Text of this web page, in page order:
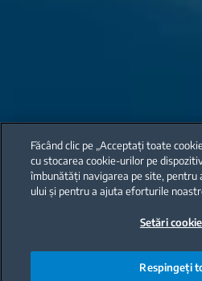
Făcând clic pe „Acceptați toate
cu stocarea cookie-urilor pe
îmbunătăți navigarea pe site, pentru
ului și pentru a ajuta eforturile
Setări
Respingeți